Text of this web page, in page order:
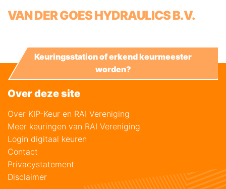
VAN DER GOES HYDRAULICS B.V.
Over deze site
Over KIP-Keur en RAI Vereniging
Meer keuringen van RAI Vereniging
Login digitaal keuren
Contact
Privacystatement
Disclaimer
Keuringsstation of erkend keurmeester
worden?